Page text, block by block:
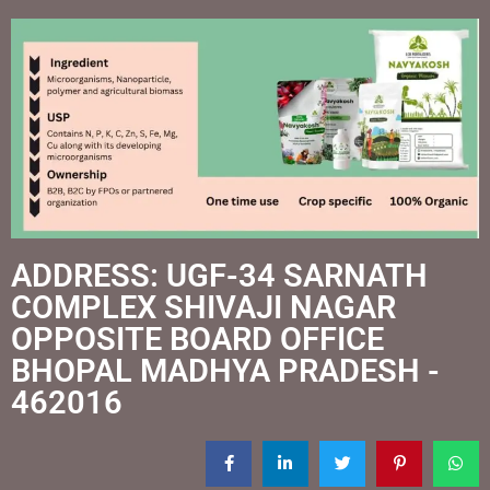
ADDRESS: UGF-34 SARNATH
COMPLEX SHIVAJI NAGAR
OPPOSITE BOARD OFFICE
BHOPAL MADHYA PRADESH -
462016